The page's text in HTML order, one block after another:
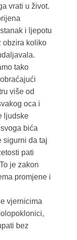
vrati u život.
i ljepotu
obzira koliko
tako
više od
oca i
ljudske
bića
sigurni da taj
pati
je zakon
promjene i
vjernicima
bez